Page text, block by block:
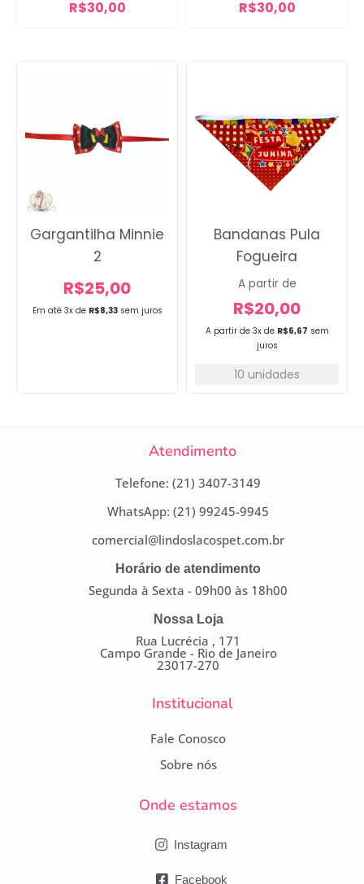
R$30,00 R$30,00
Em até 3x de R$8,33 sem juros
Gargantilha Minnie
2
R$25,00
A partir de 3x de R$6,67 sem
juros
Bandanas Pula
Fogueira
A partir de
R$20,00
10 unidades
Atendimento
Telefone: (21) 3407-3149
WhatsApp: (21) 99245-9945
comercial@lindoslacospet.com.br
Horário de atendimento
Segunda à Sexta - 09h00 às 18h00
Nossa Loja
Rua Lucrécia , 171
Campo Grande - Rio de Janeiro
23017-270
Institucional
Fale Conosco
Sobre nós
Onde estamos
Instagram
Facebook